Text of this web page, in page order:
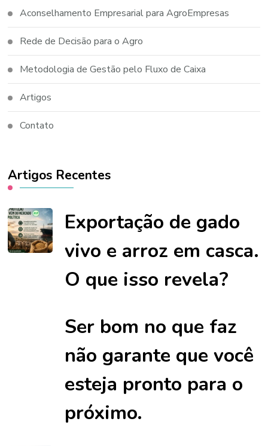
Aconselhamento Empresarial para AgroEmpresas
Rede de Decisão para o Agro
Metodologia de Gestão pelo Fluxo de Caixa
Artigos
Contato
Artigos Recentes
Exportação de gado
vivo e arroz em casca.
O que isso revela?
Ser bom no que faz
não garante que você
esteja pronto para o
próximo.